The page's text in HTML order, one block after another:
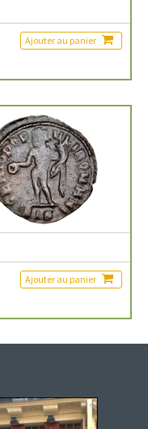
Ajouter au panier
Ajouter au panier